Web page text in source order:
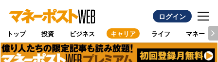
ログイン
トップ 投資 ビジネス キャリア ライフ マネー